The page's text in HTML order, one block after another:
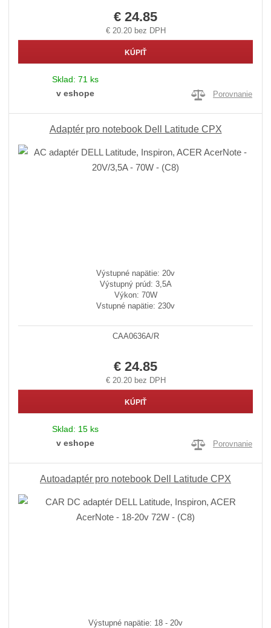
€ 24.85
€ 20.20 bez DPH
KÚPIŤ
Sklad: 71 ks
v eshope
Porovnanie
Adaptér pro notebook Dell Latitude CPX
Výstupné napätie: 20v
Výstupný prúd: 3,5A
Výkon: 70W
Vstupné napätie: 230v
CAA0636A/R
€ 24.85
€ 20.20 bez DPH
KÚPIŤ
Sklad: 15 ks
v eshope
Porovnanie
Autoadaptér pro notebook Dell Latitude CPX
Výstupné napätie: 18 - 20v